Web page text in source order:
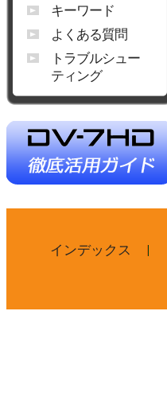
キーワード
よくある質問
トラブルシュー
ティング
インデックス